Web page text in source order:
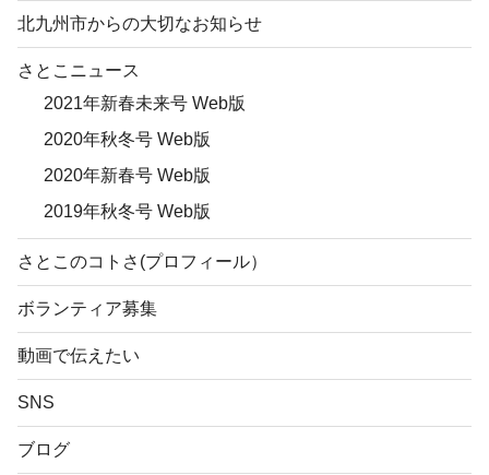
北九州市からの大切なお知らせ
さとこニュース
2021年新春未来号 Web版
2020年秋冬号 Web版
2020年新春号 Web版
2019年秋冬号 Web版
さとこのコトさ(プロフィール）
ボランティア募集
動画で伝えたい
SNS
ブログ